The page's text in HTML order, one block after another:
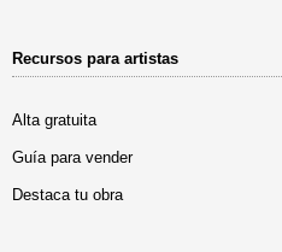
Recursos para artistas
Alta gratuita
Guía para vender
Destaca tu obra